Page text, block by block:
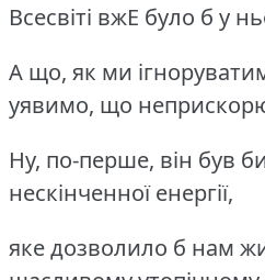
Всесвіті вжЕ було б у
А що, як ми
уявимо, що
Ну, по-перше, він був
нескінченної енергії,
яке дозволило б нам